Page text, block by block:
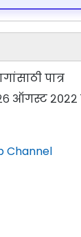
पात्र
ऑगस्ट २०२२
Channel